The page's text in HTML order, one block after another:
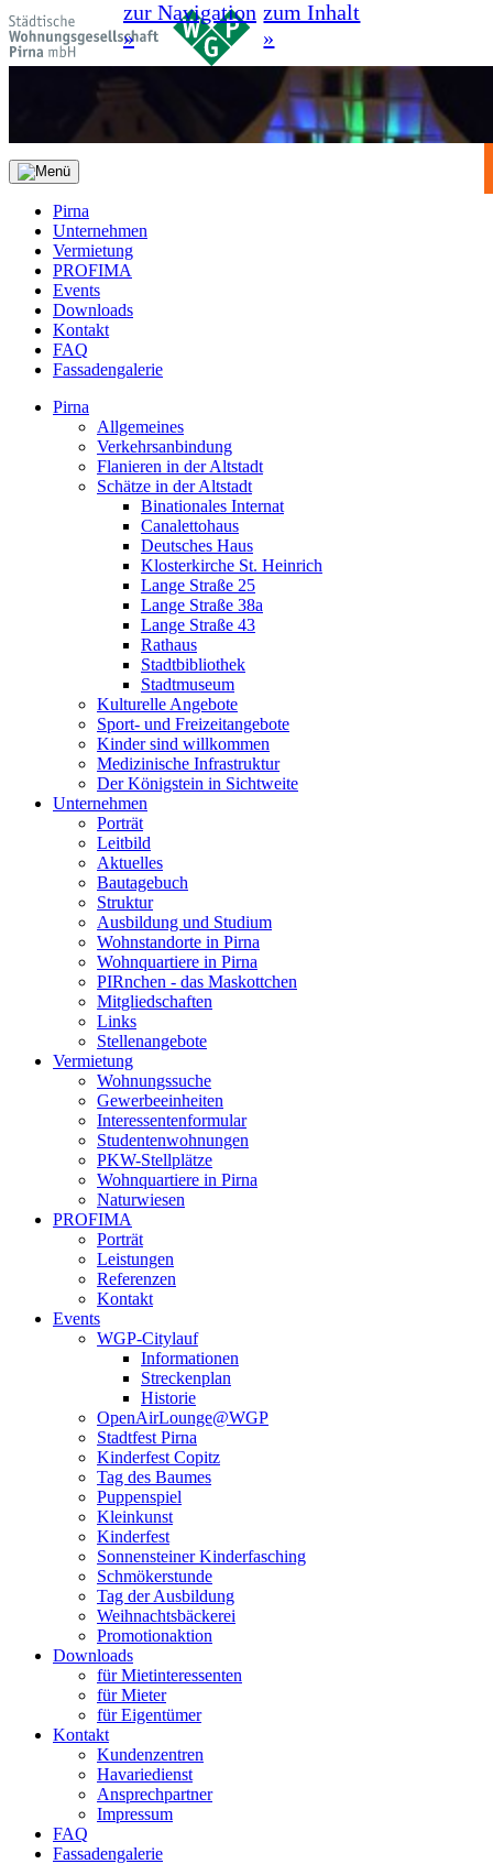
zur Navigation
»
zum Inhalt
»
Pirna
Unternehmen
Vermietung
PROFIMA
Events
Downloads
Kontakt
FAQ
Fassadengalerie
Pirna
Allgemeines
Verkehrsanbindung
Flanieren in der Altstadt
Schätze in der Altstadt
Binationales Internat
Canalettohaus
Deutsches Haus
Klosterkirche St. Heinrich
Lange Straße 25
Lange Straße 38a
Lange Straße 43
Rathaus
Stadtbibliothek
Stadtmuseum
Kulturelle Angebote
Sport- und Freizeitangebote
Kinder sind willkommen
Medizinische Infrastruktur
Der Königstein in Sichtweite
Unternehmen
Porträt
Leitbild
Aktuelles
Bautagebuch
Struktur
Ausbildung und Studium
Wohnstandorte in Pirna
Wohnquartiere in Pirna
PIRnchen - das Maskottchen
Mitgliedschaften
Links
Stellenangebote
Vermietung
Wohnungssuche
Gewerbeeinheiten
Interessentenformular
Studentenwohnungen
PKW-Stellplätze
Wohnquartiere in Pirna
Naturwiesen
PROFIMA
Porträt
Leistungen
Referenzen
Kontakt
Events
WGP-Citylauf
Informationen
Streckenplan
Historie
OpenAirLounge@WGP
Stadtfest Pirna
Kinderfest Copitz
Tag des Baumes
Puppenspiel
Kleinkunst
Kinderfest
Sonnensteiner Kinderfasching
Schmökerstunde
Tag der Ausbildung
Weihnachtsbäckerei
Promotionaktion
Downloads
für Mietinteressenten
für Mieter
für Eigentümer
Kontakt
Kundenzentren
Havariedienst
Ansprechpartner
Impressum
FAQ
Fassadengalerie